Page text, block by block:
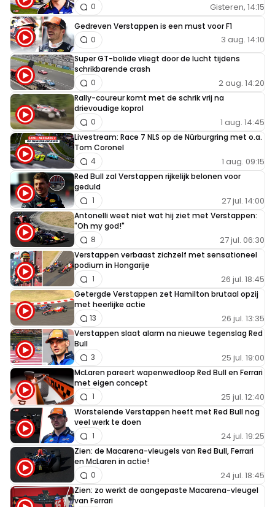
Gisteren, 14:15
0
Gedreven Verstappen is een must voor F1
3 aug. 14:10
0
Super GT-bolide vliegt door de lucht tijdens
schrikbarende crash
2 aug. 14:20
0
Rally-coureur komt met de schrik vrij na
drievoudige koprol
1 aug. 14:45
0
Livestream: Race 7 NLS op de Nürburgring met o.a.
Tom Coronel
1 aug. 09:15
4
Red Bull zal Verstappen rijkelijk belonen voor
geduld
27 jul. 14:00
1
Antonelli weet niet wat hij ziet met Verstappen:
"Oh my god!"
27 jul. 06:30
8
Verstappen verbaast zichzelf met sensationeel
podium in Hongarije
26 jul. 18:45
1
Getergde Verstappen zet Hamilton brutaal opzij
met heerlijke actie
26 jul. 13:35
13
Verstappen slaat alarm na nieuwe tegenslag Red
Bull
25 jul. 19:00
3
McLaren pareert wapenwedloop Red Bull en Ferrari
met eigen concept
25 jul. 12:40
1
Worstelende Verstappen heeft met Red Bull nog
veel werk te doen
24 jul. 19:25
1
Zien: de Macarena-vleugels van Red Bull, Ferrari
en McLaren in actie!
24 jul. 18:45
0
Zien: zo werkt de aangepaste Macarena-vleugel
van Ferrari